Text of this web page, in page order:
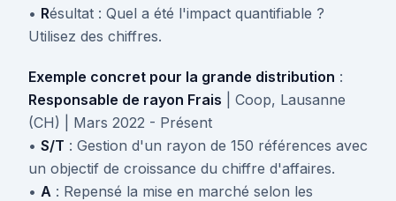
• Résultat : Quel a été l'impact quantifiable ?
Utilisez des chiffres.
Exemple concret pour la grande distribution :
Responsable de rayon Frais | Coop, Lausanne
(CH) | Mars 2022 - Présent
• S/T : Gestion d'un rayon de 150 références avec
un objectif de croissance du chiffre d'affaires.
• A : Repensé la mise en marché selon les